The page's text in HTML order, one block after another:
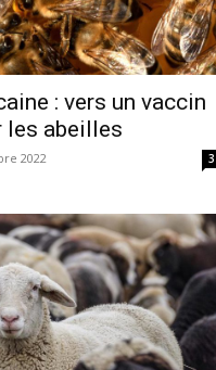
: vers un vaccin
les abeilles
2022 3